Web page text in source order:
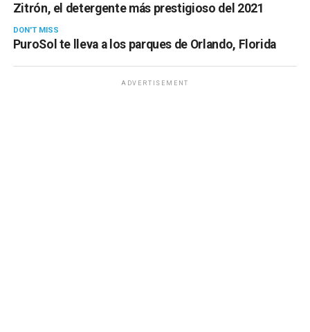
Zitrón, el detergente más prestigioso del 2021
DON'T MISS
PuroSol te lleva a los parques de Orlando, Florida
ADVERTISEMENT